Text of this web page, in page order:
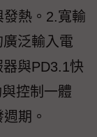
熱。2.寬輸
泛輸入電
與PD3.1快
控制一體
期。